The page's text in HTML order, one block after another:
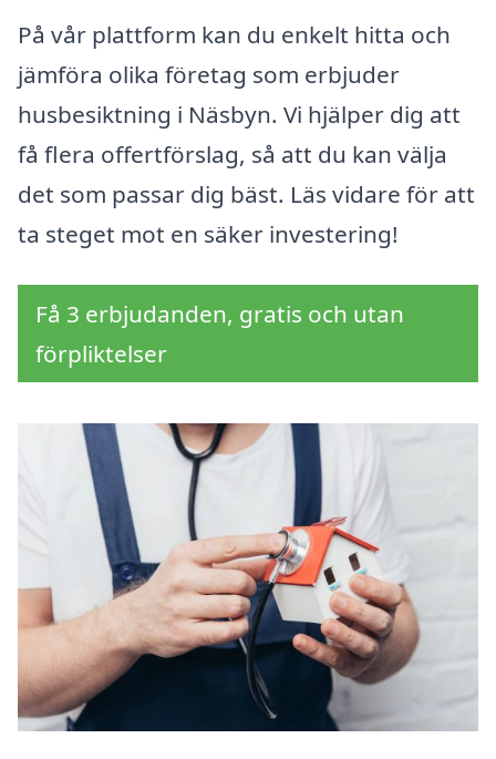
På vår plattform kan du enkelt hitta och
jämföra olika företag som erbjuder
husbesiktning i Näsbyn. Vi hjälper dig att
få flera offertförslag, så att du kan välja
det som passar dig bäst. Läs vidare för att
ta steget mot en säker investering!
Få 3 erbjudanden, gratis och utan
förpliktelser